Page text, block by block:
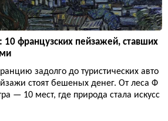
французских пейзажей, ставших
задолго до туристических авто
стоят бешеных денег. От леса Ф
— 10 мест, где природа стала искусс